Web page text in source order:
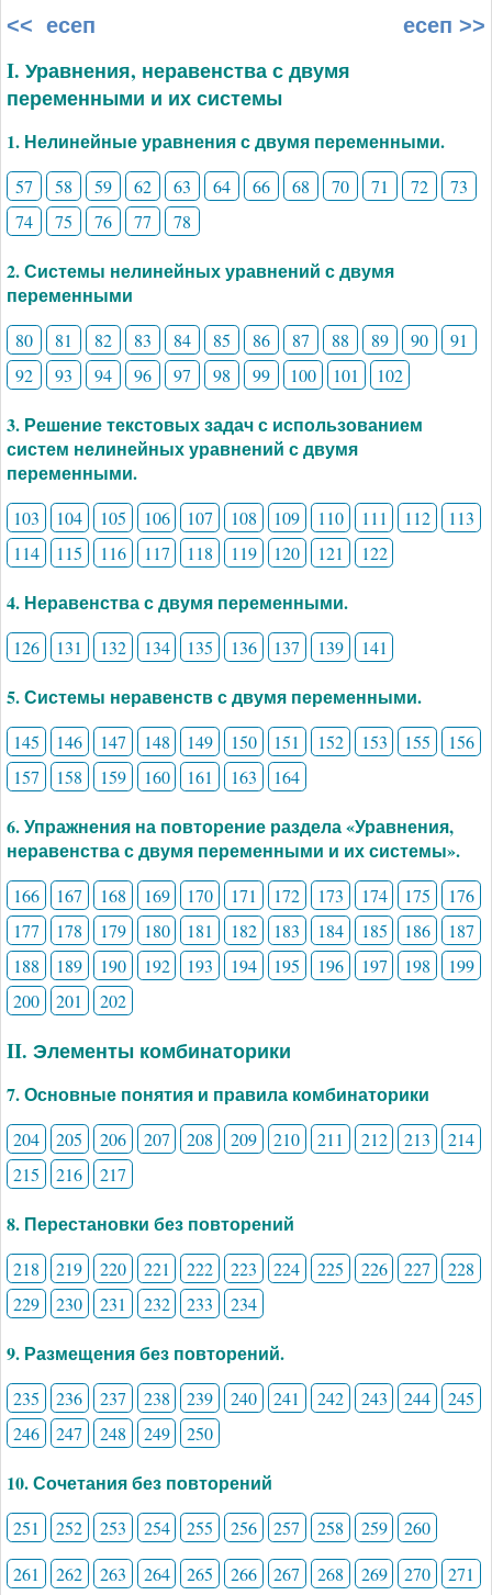
<< есеп есеп >>
I. Уравнения, неравенства с двумя
переменными и их системы
1. Нелинейные уравнения с двумя переменными.
57 58 59 62 63 64 66 68 70 71 72
73
74
75 76 77 78
2. Системы нелинейных уравнений с двумя
переменными
80 81 82 83 84 85 86 87 88 89 90
91
92
93 94 96 97 98 99 100 101 102
3. Решение текстовых задач с использованием
систем нелинейных уравнений с двумя
переменными.
103 104 105 106 107 108 109 110 111 112
113
114
115 116 117 118 119 120 121 122
4. Неравенства с двумя переменными.
126 131 132 134 135 136 137 139 141
5. Системы неравенств с двумя переменными.
145 146 147 148 149 150 151 152 153 155
156
157
158 159 160 161 163 164
6. Упражнения на повторение раздела «Уравнения,
неравенства с двумя переменными и их системы».
166 167 168 169 170 171 172 173 174 175
176
177
178 179 180 181 182 183 184 185 186
187
188
189 190 192 193 194 195 196 197 198
199
200
201 202
II. Элементы комбинаторики
7. Основные понятия и правила комбинаторики
204 205 206 207 208 209 210 211 212 213
214
215
216 217
8. Перестановки без повторений
218 219 220 221 222 223 224 225 226 227
228
229
230 231 232 233 234
9. Размещения без повторений.
235 236 237 238 239 240 241 242 243 244
245
246
247 248 249 250
10. Сочетания без повторений
251 252 253 254 255 256 257 258 259
260
261
262 263 264 265 266 267 268 269 270 271